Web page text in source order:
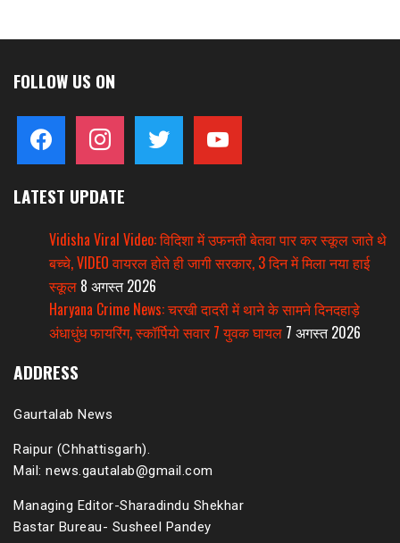
FOLLOW US ON
facebook instagram twitter youtube
LATEST UPDATE
Vidisha Viral Video: विदिशा में उफनती बेतवा पार कर स्कूल जाते थे
बच्चे, VIDEO वायरल होते ही जागी सरकार, 3 दिन में मिला नया हाई
स्कूल 8 अगस्त 2026
Haryana Crime News: चरखी दादरी में थाने के सामने दिनदहाड़े
अंधाधुंध फायरिंग, स्कॉर्पियो सवार 7 युवक घायल 7 अगस्त 2026
ADDRESS
Gaurtalab News
Raipur (Chhattisgarh).
Mail: news.gautalab@gmail.com
Managing Editor-Sharadindu Shekhar
Bastar Bureau- Susheel Pandey